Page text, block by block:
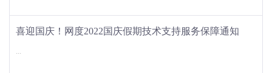
喜迎国庆！网度2022国庆假期技术支持服务保障通知
...